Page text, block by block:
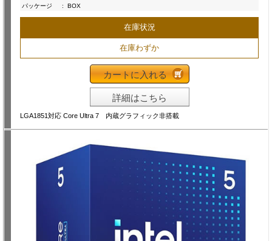
パッケージ
: BOX
在庫状況
在庫わずか
カートに入れる
詳細はこちら
LGA1851対応 Core Ultra 7 内蔵グラフィック非搭載